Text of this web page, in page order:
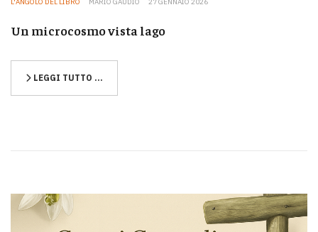
Un microcosmo vista lago
LEGGI TUTTO …